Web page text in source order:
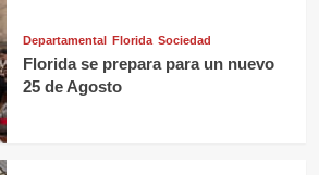
Departamental Florida Sociedad
Florida se prepara para un nuevo
25 de Agosto